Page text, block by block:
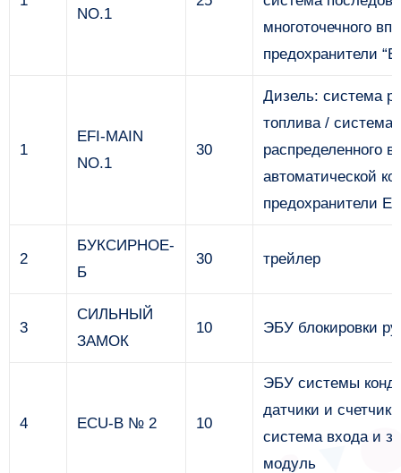
NO.1
многоточечного
предохранители
1
EFI-MAIN
NO.1
30
Дизель: система
топлива / система
распределенного
автоматической
предохранители
2
БУКСИРНОЕ-
Б
30 трейлер
3
СИЛЬНЫЙ
ЗАМОК
10 ЭБУ блокировки
4 ECU-B № 2 10
ЭБУ системы
датчики и
система входа и
модуль